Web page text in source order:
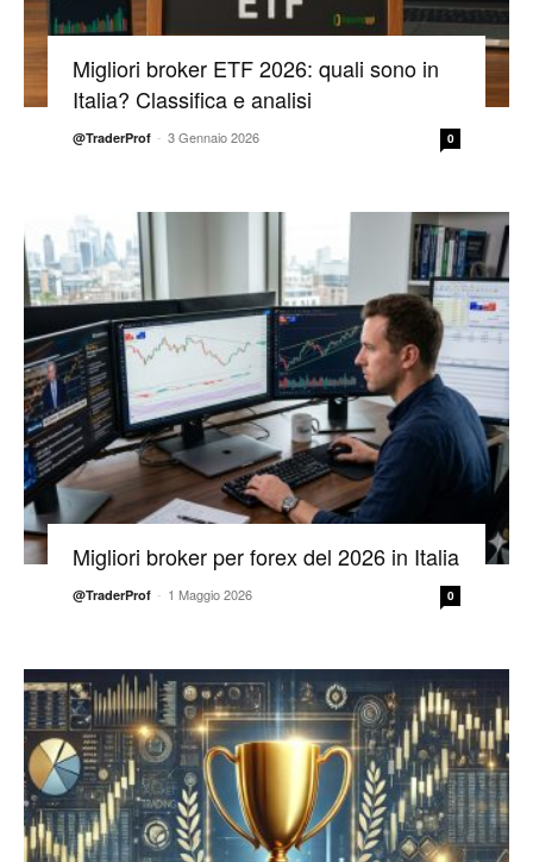
Migliori broker ETF 2026: quali sono in
Italia? Classifica e analisi
@TraderProf - 3 Gennaio 2026 0
Migliori broker per forex del 2026 in Italia
@TraderProf - 1 Maggio 2026 0